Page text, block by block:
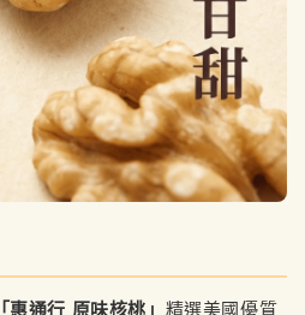
「惠通行 原味核桃」 精選美國優質